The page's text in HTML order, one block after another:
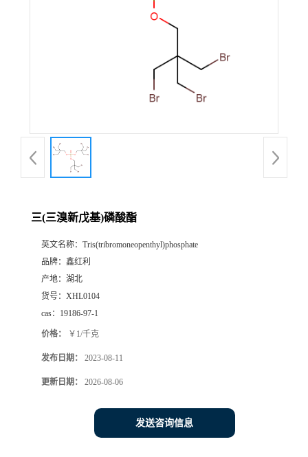
三(三溴新戊基)磷酸酯
英文名称： Tris(tribromoneopenthyl)phosphate
品牌： 鑫红利
产地： 湖北
货号： XHL0104
cas： 19186-97-1
价格： ￥1/千克
发布日期： 2023-08-11
更新日期： 2026-08-06
发送咨询信息